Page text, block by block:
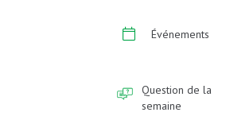
Événements
Question de la
semaine